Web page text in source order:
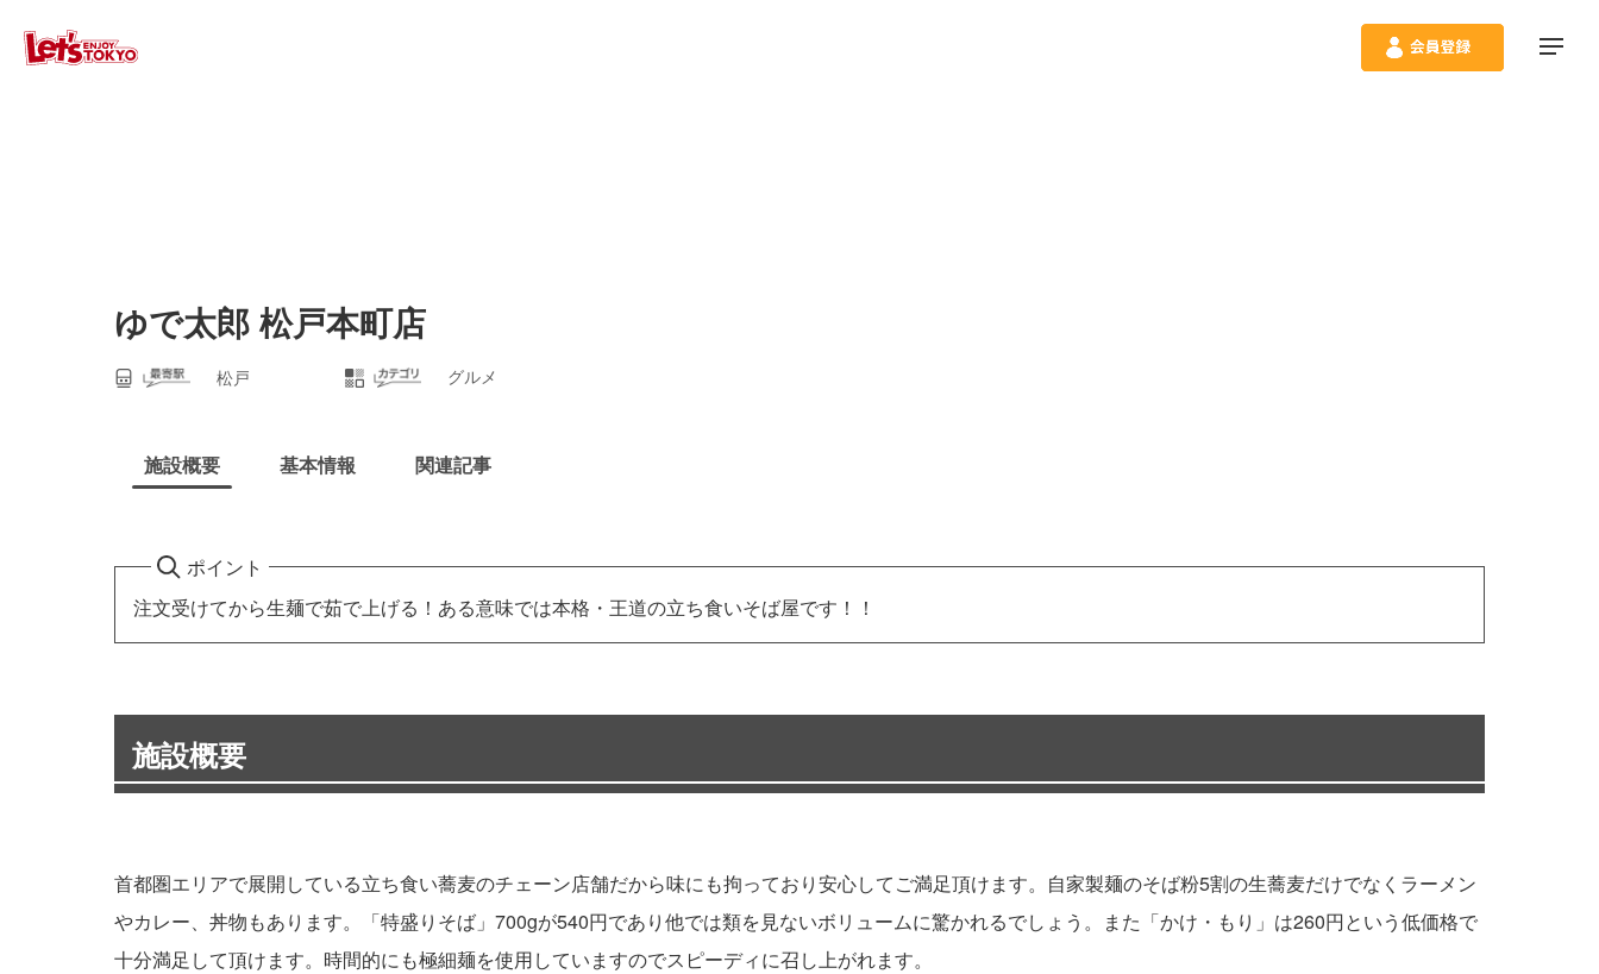
ゆで太郎 松戸本町店
松戸 グルメ
施設概要 基本情報 関連記事
ポイント
注文受けてから生麺で茹で上げる！ある意味では本格・王道の立ち食いそば屋です！！
施設概要
首都圏エリアで展開している立ち食い蕎麦のチェーン店舗だから味にも拘っており安心してご満足頂けます。自家製麺のそば粉5割の生蕎麦だけでなくラーメン
やカレー、丼物もあります。「特盛りそば」700gが540円であり他では類を見ないボリュームに驚かれるでしょう。また「かけ・もり」は260円という低価格で
十分満足して頂けます。時間的にも極細麺を使用していますのでスピーディに召し上がれます。